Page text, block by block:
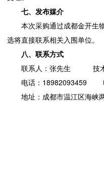
七、发布媒介
本次采购通过成都金开生
选将直接联系相关入围单位。
八、联系方式
联系人：张先生 技术
电话：18982093459
地址：成都市温江区海峡